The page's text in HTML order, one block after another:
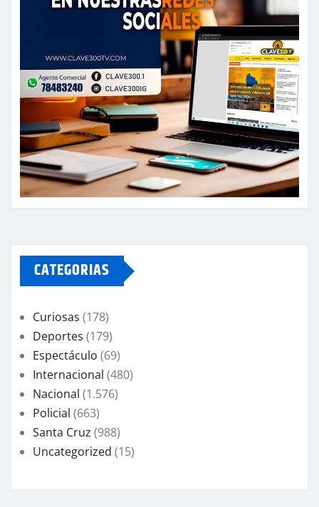
CATEGORIAS
Curiosas (178)
Deportes (179)
Espectáculo (69)
Internacional (480)
Nacional (1.576)
Policial (663)
Santa Cruz (988)
Uncategorized (15)